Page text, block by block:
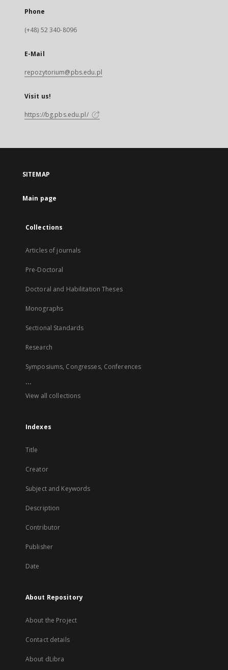
Phone
(+48) 52 340-8096
E-Mail
repozytorium@pbs.edu.pl
Visit us!
https://bg.pbs.edu.pl/
SITEMAP
Main page
Collections
Articles of journals
Pre-Doctoral
Doctoral and Habilitation Theses
Monographs
Sectional Standards
Research
Symposiums, Congresses, Conferences
...
View all collections
Indexes
Title
Creator
Subject and Keywords
Description
Contributor
Publisher
Date
About Repository
About the Project
Contact details
About dLibra